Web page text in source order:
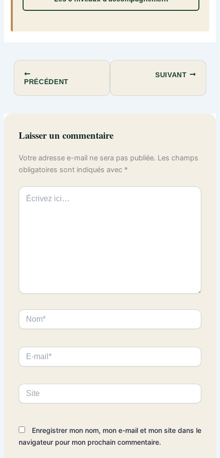
PRÉCÉDENT
SUIVANT
Laisser un commentaire
Votre adresse e-mail ne sera pas publiée. Les champs
obligatoires sont indiqués avec *
Écrivez
ici…
Nom*
E-
mail*
Site
Enregistrer mon nom, mon e-mail et mon site dans le
navigateur pour mon prochain commentaire.